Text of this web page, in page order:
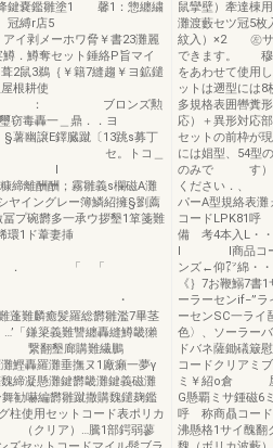
嚢鑑雛塗1 馨1：惣纏繍
1 欄 冠縛r店5
メーホワ脅￥書23灘麗
．鱒奪セット錘絡P旨マイ
2鼠3鵜｛￥籍7縫趨￥ヨ鉱鑓
根耕使
ンズ勲
窃毒轟一＿鼎．．ヨ
譲E鐸臓蹴〔13跳s募丁
A例ア） セ。トコ＿
l
離酬酬；霧雛義s欄磁A灘
ングレー簿鱗紹擁§劉薦
プ碗欝多一承ウ拶墾1箪箋難
環1ド葦妻挿
「
・
蓬難麟癒髪羅総欝雛濫7畢茎
鎌簗義難讐纏轟縫鱒畿獺
繋翻墾廊購難繊鵬
撫ヌ1廠癩一夢γ
凝懸灘鍵欝畿灘鍵義磁灘
編欝雛蹴撒購魏鑓麹鑑
柱使用セットコード表ポリカ
クリア）…騰1部鍔弱蓼
鼠攣壁）牽達棟
灘渡藪セツ冠5
紋入）×2 ㊧サ
できます。 穆
をあわせて使用
ットは遡型には
多規格表囲轡糞
応）＋異形対
セットの前枠が
には娼型、54型
のみで す）異
ください．、
パーA型規絡表灘
コードLPK81呼
備 考4本入L・・
l l商品
ンズ←仰㍗綿・
《｝7お鞭鰯7書
ーラーセンif−”
ーセンSC一ラ
色〉、ソーラー
ドバネ薩鋤礒簸
コードクリアミ
ミ￥紹o倉 屋
G懸覇ミサ鍾磁6
呼 称商贔コ
沸懸格1サイ醜翻